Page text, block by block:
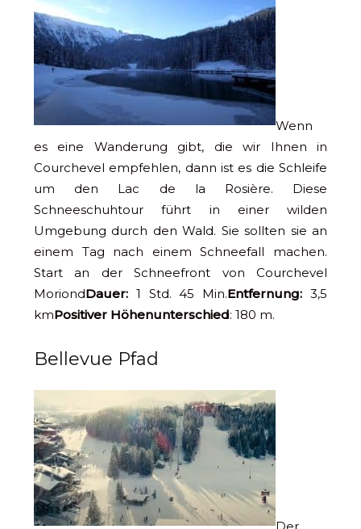
Wenn
es eine Wanderung gibt, die wir Ihnen in
Courchevel empfehlen, dann ist es die Schleife
um den Lac de la Rosière. Diese
Schneeschuhtour führt in einer wilden
Umgebung durch den Wald. Sie sollten sie an
einem Tag nach einem Schneefall machen.
Start an der Schneefront von Courchevel
MoriondDauer: 1 Std. 45 Min.Entfernung: 3,5
kmPositiver Höhenunterschied: 180 m.
Bellevue Pfad